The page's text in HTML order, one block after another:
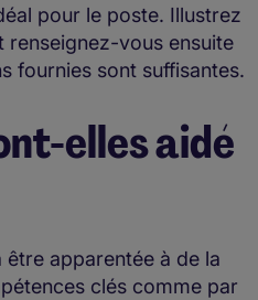
pour le poste. Illustrez
vous ensuite
fournies sont suffisantes.
elles aidé
apparentée à de la
clés comme par